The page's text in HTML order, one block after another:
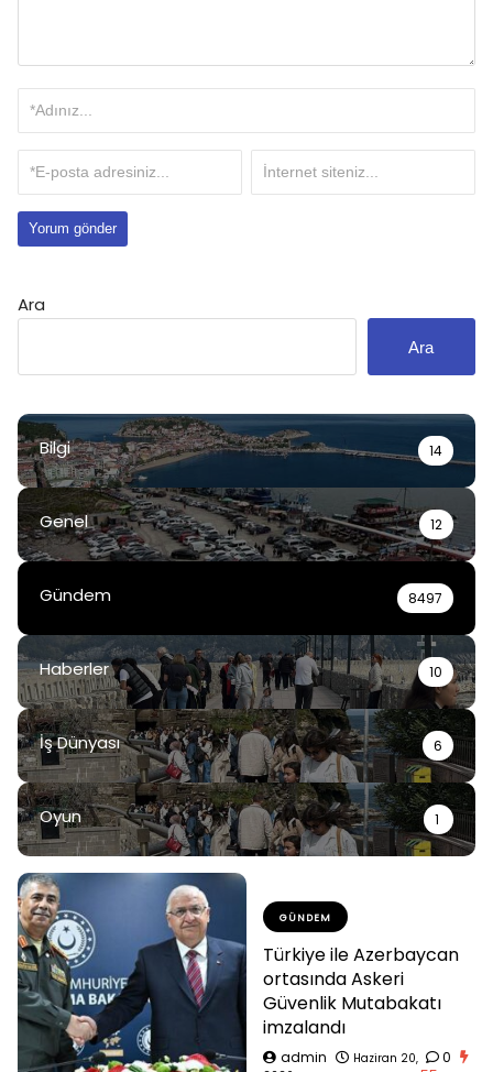
Ara
Ara
Bilgi 14
Genel 12
Gündem 8497
Haberler 10
İş Dünyası 6
Oyun 1
GÜNDEM
Türkiye ile Azerbaycan
ortasında Askeri
Güvenlik Mutabakatı
imzalandı
admin
Haziran 20,
0